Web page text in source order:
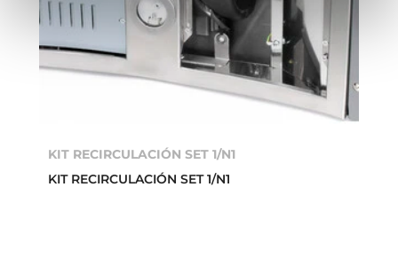
KIT RECIRCULACIÓN SET 1/N1
KIT RECIRCULACIÓN SET 1/N1